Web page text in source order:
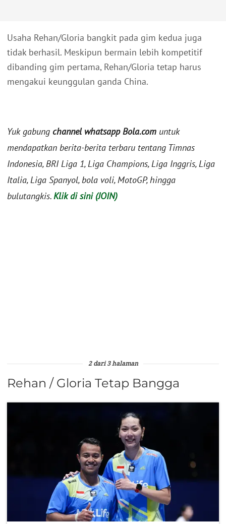
Usaha Rehan/Gloria bangkit pada gim kedua juga
tidak berhasil. Meskipun bermain lebih kompetitif
dibanding gim pertama, Rehan/Gloria tetap harus
mengakui keunggulan ganda China.
Yuk gabung channel whatsapp Bola.com untuk
mendapatkan berita-berita terbaru tentang Timnas
Indonesia, BRI Liga 1, Liga Champions, Liga Inggris, Liga
Italia, Liga Spanyol, bola voli, MotoGP, hingga
bulutangkis.Klik di sini (JOIN)
2 dari 3 halaman
Rehan / Gloria Tetap Bangga